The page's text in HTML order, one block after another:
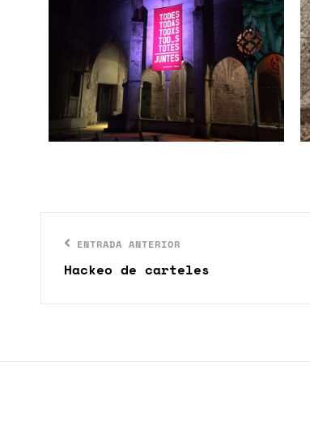
Navegación
de
Entrada
anterior
ENTRADA ANTERIOR
Hackeo de carteles